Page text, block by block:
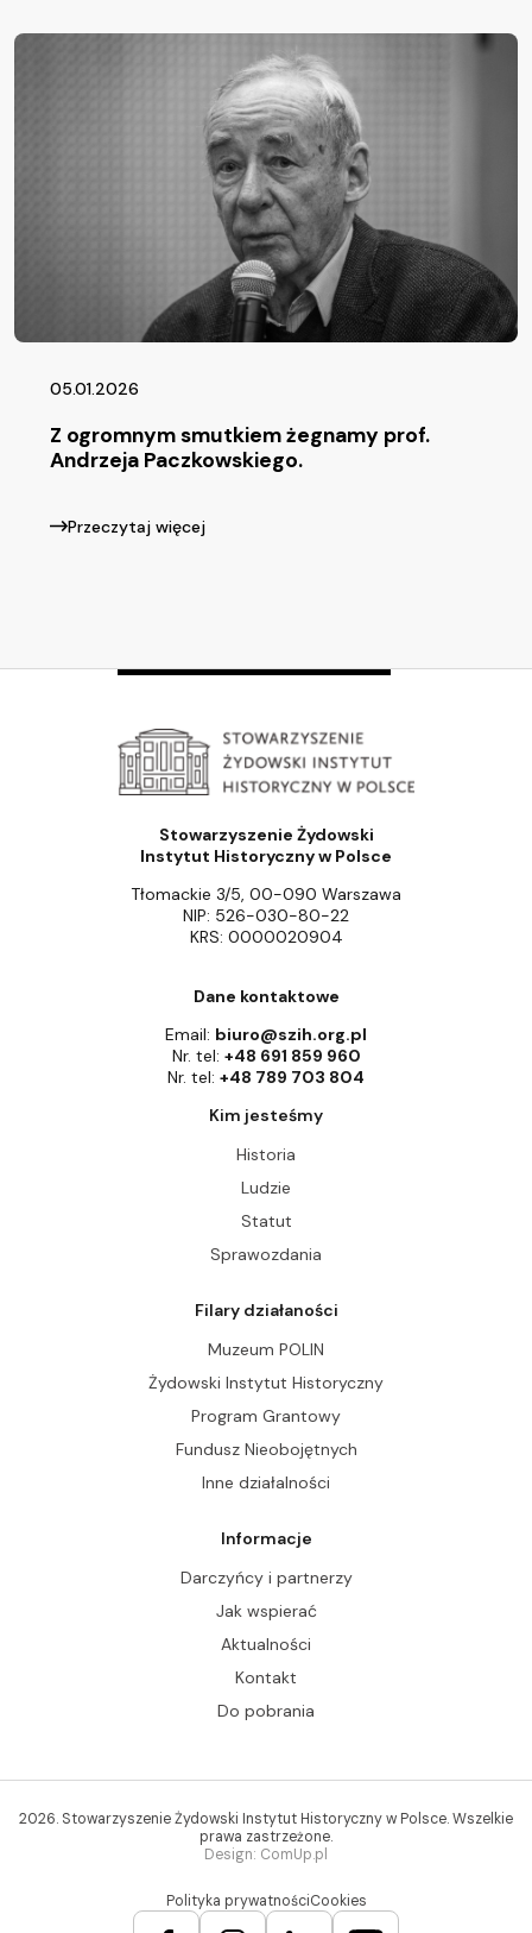
05.01.2026
Z ogromnym smutkiem żegnamy prof.
Andrzeja Paczkowskiego.
Przeczytaj więcej
Stowarzyszenie Żydowski
Instytut Historyczny w Polsce
Tłomackie 3/5, 00-090 Warszawa
NIP: 526-030-80-22
KRS: 0000020904
Dane kontaktowe
Email: biuro@szih.org.pl
Nr. tel: +48 691 859 960
Nr. tel: +48 789 703 804
Kim jesteśmy
Historia
Ludzie
Statut
Sprawozdania
Filary działaności
Muzeum POLIN
Żydowski Instytut Historyczny
Program Grantowy
Fundusz Nieobojętnych
Inne działalności
Informacje
Darczyńcy i partnerzy
Jak wspierać
Aktualności
Kontakt
Do pobrania
2026. Stowarzyszenie Żydowski Instytut Historyczny w Polsce. Wszelkie
prawa zastrzeżone.
Design: ComUp.pl
Polityka prywatnościCookies